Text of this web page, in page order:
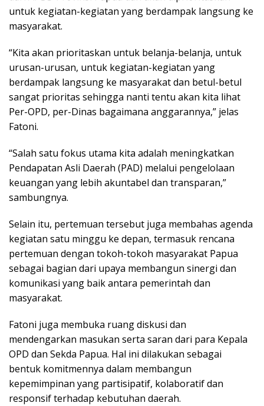
untuk kegiatan-kegiatan yang berdampak langsung ke
masyarakat.
“Kita akan prioritaskan untuk belanja-belanja, untuk
urusan-urusan, untuk kegiatan-kegiatan yang
berdampak langsung ke masyarakat dan betul-betul
sangat prioritas sehingga nanti tentu akan kita lihat
Per-OPD, per-Dinas bagaimana anggarannya,” jelas
Fatoni.
“Salah satu fokus utama kita adalah meningkatkan
Pendapatan Asli Daerah (PAD) melalui pengelolaan
keuangan yang lebih akuntabel dan transparan,”
sambungnya.
Selain itu, pertemuan tersebut juga membahas agenda
kegiatan satu minggu ke depan, termasuk rencana
pertemuan dengan tokoh-tokoh masyarakat Papua
sebagai bagian dari upaya membangun sinergi dan
komunikasi yang baik antara pemerintah dan
masyarakat.
Fatoni juga membuka ruang diskusi dan
mendengarkan masukan serta saran dari para Kepala
OPD dan Sekda Papua. Hal ini dilakukan sebagai
bentuk komitmennya dalam membangun
kepemimpinan yang partisipatif, kolaboratif dan
responsif terhadap kebutuhan daerah.